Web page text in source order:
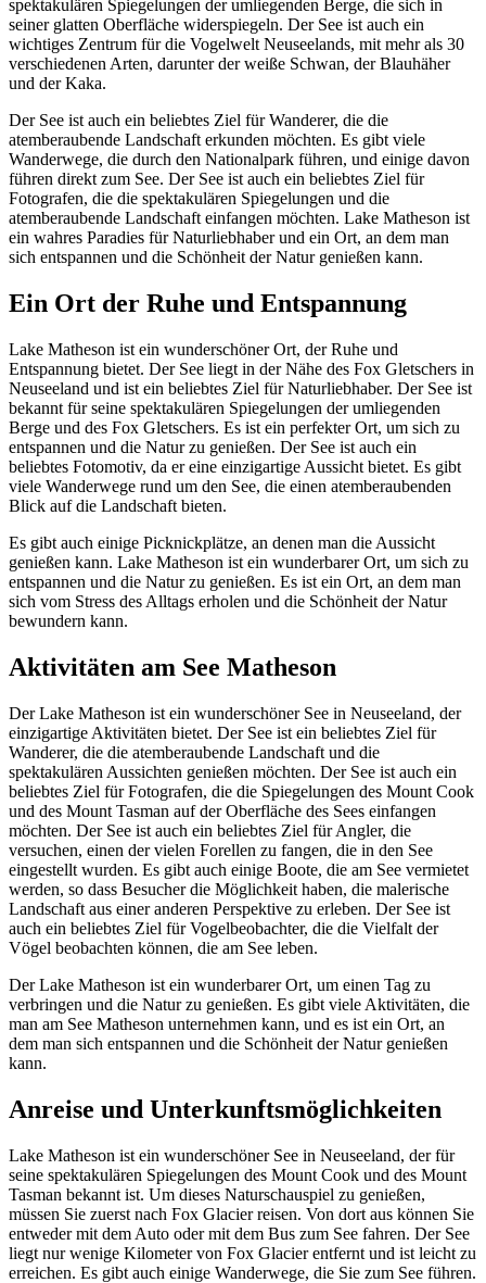
spektakulären Spiegelungen der umliegenden Berge, die sich in
seiner glatten Oberfläche widerspiegeln. Der See ist auch ein
wichtiges Zentrum für die Vogelwelt Neuseelands, mit mehr als 30
verschiedenen Arten, darunter der weiße Schwan, der Blauhäher
und der Kaka.
Der See ist auch ein beliebtes Ziel für Wanderer, die die
atemberaubende Landschaft erkunden möchten. Es gibt viele
Wanderwege, die durch den Nationalpark führen, und einige davon
führen direkt zum See. Der See ist auch ein beliebtes Ziel für
Fotografen, die die spektakulären Spiegelungen und die
atemberaubende Landschaft einfangen möchten. Lake Matheson ist
ein wahres Paradies für Naturliebhaber und ein Ort, an dem man
sich entspannen und die Schönheit der Natur genießen kann.
Ein Ort der Ruhe und Entspannung
Lake Matheson ist ein wunderschöner Ort, der Ruhe und
Entspannung bietet. Der See liegt in der Nähe des Fox Gletschers in
Neuseeland und ist ein beliebtes Ziel für Naturliebhaber. Der See ist
bekannt für seine spektakulären Spiegelungen der umliegenden
Berge und des Fox Gletschers. Es ist ein perfekter Ort, um sich zu
entspannen und die Natur zu genießen. Der See ist auch ein
beliebtes Fotomotiv, da er eine einzigartige Aussicht bietet. Es gibt
viele Wanderwege rund um den See, die einen atemberaubenden
Blick auf die Landschaft bieten.
Es gibt auch einige Picknickplätze, an denen man die Aussicht
genießen kann. Lake Matheson ist ein wunderbarer Ort, um sich zu
entspannen und die Natur zu genießen. Es ist ein Ort, an dem man
sich vom Stress des Alltags erholen und die Schönheit der Natur
bewundern kann.
Aktivitäten am See Matheson
Der Lake Matheson ist ein wunderschöner See in Neuseeland, der
einzigartige Aktivitäten bietet. Der See ist ein beliebtes Ziel für
Wanderer, die die atemberaubende Landschaft und die
spektakulären Aussichten genießen möchten. Der See ist auch ein
beliebtes Ziel für Fotografen, die die Spiegelungen des Mount Cook
und des Mount Tasman auf der Oberfläche des Sees einfangen
möchten. Der See ist auch ein beliebtes Ziel für Angler, die
versuchen, einen der vielen Forellen zu fangen, die in den See
eingestellt wurden. Es gibt auch einige Boote, die am See vermietet
werden, so dass Besucher die Möglichkeit haben, die malerische
Landschaft aus einer anderen Perspektive zu erleben. Der See ist
auch ein beliebtes Ziel für Vogelbeobachter, die die Vielfalt der
Vögel beobachten können, die am See leben.
Der Lake Matheson ist ein wunderbarer Ort, um einen Tag zu
verbringen und die Natur zu genießen. Es gibt viele Aktivitäten, die
man am See Matheson unternehmen kann, und es ist ein Ort, an
dem man sich entspannen und die Schönheit der Natur genießen
kann.
Anreise und Unterkunftsmöglichkeiten
Lake Matheson ist ein wunderschöner See in Neuseeland, der für
seine spektakulären Spiegelungen des Mount Cook und des Mount
Tasman bekannt ist. Um dieses Naturschauspiel zu genießen,
müssen Sie zuerst nach Fox Glacier reisen. Von dort aus können Sie
entweder mit dem Auto oder mit dem Bus zum See fahren. Der See
liegt nur wenige Kilometer von Fox Glacier entfernt und ist leicht zu
erreichen. Es gibt auch einige Wanderwege, die Sie zum See führen.